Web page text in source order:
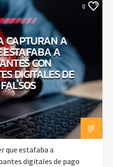
0
CAPTURAN A
ESTAFABA A
CON
DIGITALES DE
que estafaba a
digitales de pago